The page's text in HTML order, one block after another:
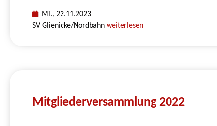
Mi., 22.11.2023
SV Glienicke/Nordbahnweiterlesen
Mitgliederversammlung 2022